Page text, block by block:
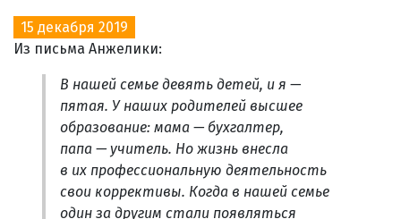
15 декабря 2019
Из письма Анжелики:
В нашей семье девять детей, и я —
пятая. У наших родителей высшее
образование: мама — бухгалтер,
папа — учитель. Но жизнь внесла
в их профессиональную деятельность
свои коррективы. Когда в нашей семье
один за другим стали появляться